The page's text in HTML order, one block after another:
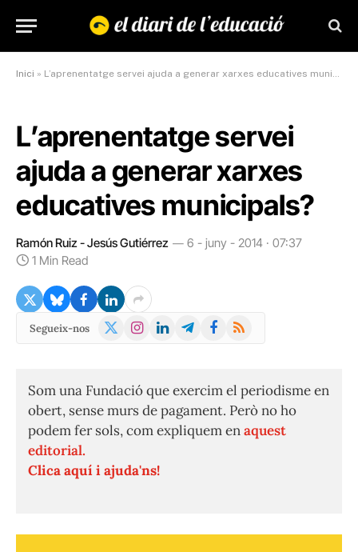
Inici » L’aprenentatge servei ajuda a generar xarxes educatives municipals?
L’aprenentatge servei
ajuda a generar xarxes
educatives municipals?
Ramón Ruiz - Jesús Gutiérrez
6 - juny - 2014 · 07:37
1 Min Read
Segueix-nos
X
Instagram
LinkedInTelegramFacebook
RSS
Som una Fundació que exercim el periodisme en
obert, sense murs de pagament. Però no ho
podem fer sols, com expliquem enaquest
editorial.
Clica aquí i ajuda'ns!